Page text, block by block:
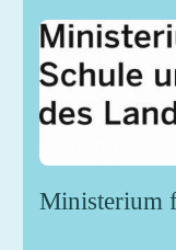
Ministerium